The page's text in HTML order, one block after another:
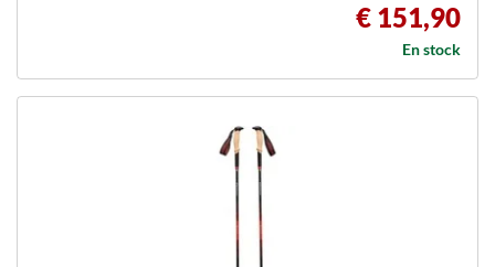
€ 151,90
En stock